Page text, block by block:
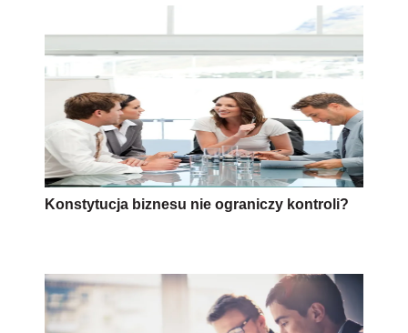
Konstytucja biznesu nie ograniczy kontroli?